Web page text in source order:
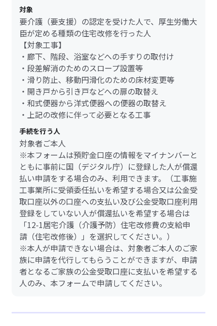
対象
要介護（要支援）の認定を受けた人で、厚生労働大
臣が定める種類の住宅改修を行った人
【対象工事】
・廊下、階段、浴室などへの手すりの取付け
・段差解消のためのスロープ設置等
・滑り防止、移動円滑化のための床材変更等
・開き戸から引き戸などへの扉の取替え
・和式便器から洋式便器への便器の取替え
・上記の改修に伴って必要となる工事
手続を行う人
対象者ご本人
※本フォームは預貯金口座の情報をマイナンバーと
ともに事前に国（デジタル庁）に登録した人が償還
払い申請をする場合のみ、利用できます。（工事施
工事業所に受領委任払いを希望する場合又は公金受
取口座以外の口座への支払い及び公金受取口座利用
登録をしていない人が償還払いを希望する場合は
「12-1居宅介護（介護予防）住宅改修費の支給申
請（住宅改修後）」を選択してください。）
※本人が申請できない場合は、対象者ご本人のご家
族に申請を代行してもらうことができますが、申請
者となるご家族の公金受取口座に支払いを希望する
人のみ、本フォームで申請してください。